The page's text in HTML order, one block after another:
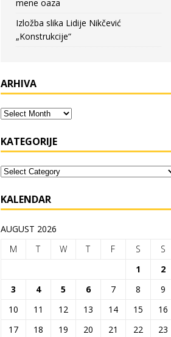
mene oaza
Izložba slika Lidije Nikčević
„Konstrukcije“
ARHIVA
KATEGORIJE
KALENDAR
AUGUST 2026
M
T W T F S
S
1
2
3
4 5 6 7 8
9
10
11 12 13 14 15
16
17
18 19 20 21 22
23